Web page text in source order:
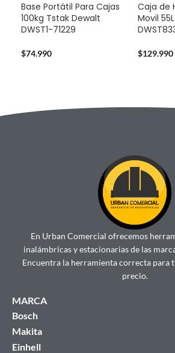
Base Portátil Para Cajas
100kg Tstak Dewalt
DWST1-71229
$74.990
Caja de
Movil
$129.990
En Urban Comercial ofrecemos
inalámbricas y estacionarias de las
Encuentra la herramienta correcta para
precio.
MARCA
Bosch
Makita
Einhell